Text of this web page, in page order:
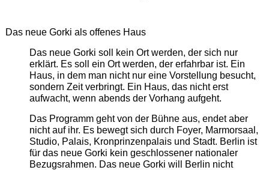
Das neue Gorki als offenes Haus
Das neue Gorki soll kein Ort werden, der sich nur
erklärt. Es soll ein Ort werden, der erfahrbar ist. Ein
Haus, in dem man nicht nur eine Vorstellung besucht,
sondern Zeit verbringt. Ein Haus, das nicht erst
aufwacht, wenn abends der Vorhang aufgeht.
Das Programm geht von der Bühne aus, endet aber
nicht auf ihr. Es bewegt sich durch Foyer, Marmorsaal,
Studio, Palais, Kronprinzenpalais und Stadt. Berlin ist
für das neue Gorki kein geschlossener nationaler
Bezugsrahmen. Das neue Gorki will Berlin nicht